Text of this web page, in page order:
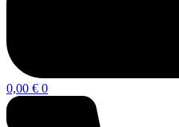
0,00 € 0